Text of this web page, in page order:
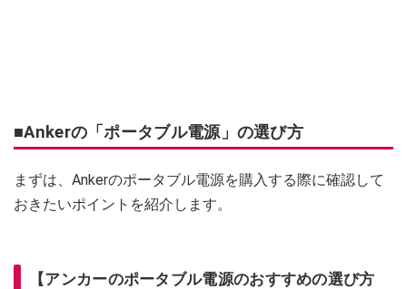
■Ankerの「ポータブル電源」の選び方
まずは、Ankerのポータブル電源を購入する際に確認して
おきたいポイントを紹介します。
【アンカーのポータブル電源のおすすめの選び方